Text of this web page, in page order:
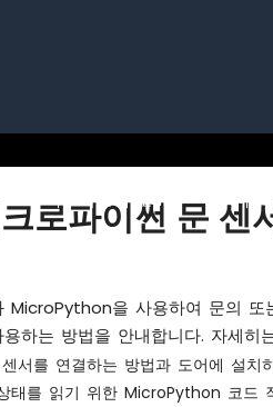
아두이노 우노 R4 아두
로파이썬 문 센
MicroPython을 사용하여 문의
하는 방법을 안내합니다. 자세히
서를 연결하는 방법과 도어에 설치
태를 읽기 위한 MicroPython 코드